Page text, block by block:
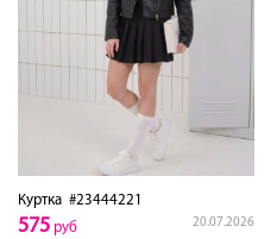
Куртка #23444221
20.07.2026
575 руб